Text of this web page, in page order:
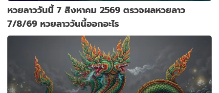
หวยลาววันนี้ 7 สิงหาคม 2569 ตรวจผลหวยลาว
7/8/69 หวยลาววันนี้ออกอะไร